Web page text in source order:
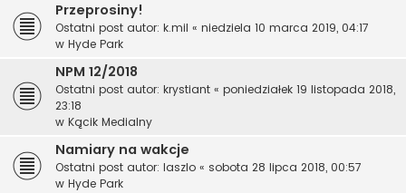
Przeprosiny!
Ostatni post autor: k.mil « niedziela 10 marca 2019, 04:17
w Hyde Park
NPM 12/2018
Ostatni post autor: krystiant « poniedziałek 19 listopada 2018,
23:18
w Kącik Medialny
Namiary na wakcje
Ostatni post autor: laszlo « sobota 28 lipca 2018, 00:57
w Hyde Park